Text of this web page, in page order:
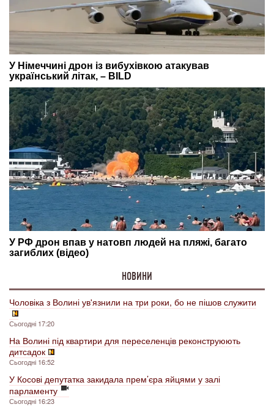
НОВИНИ
Чоловіка з Волині ув'язнили на три роки, бо не пішов служити
Сьогодні 17:20
На Волині під квартири для переселенців реконструюють
дитсадок
Сьогодні 16:52
У Косові депутатка закидала прем’єра яйцями у залі
парламенту
Сьогодні 16:23